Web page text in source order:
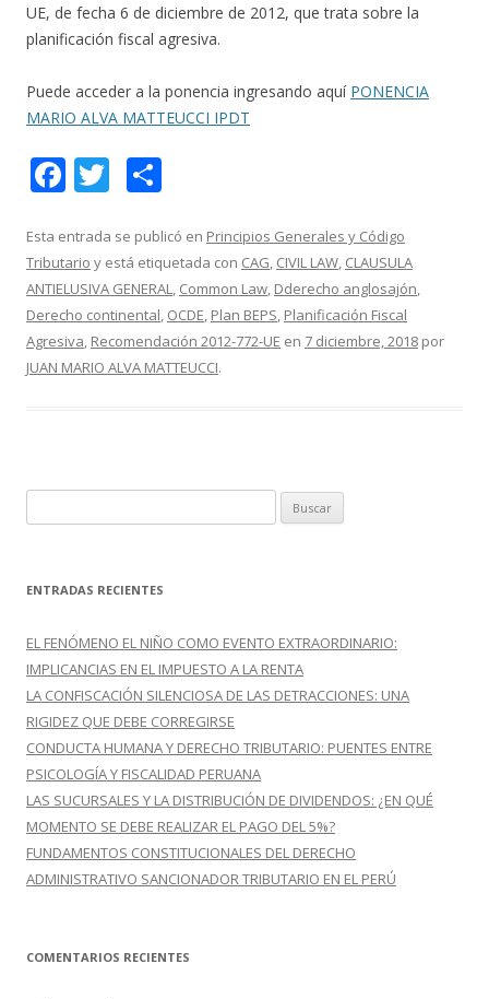
UE, de fecha 6 de diciembre de 2012, que trata sobre la
planificación fiscal agresiva.
Puede acceder a la ponencia ingresando aquí PONENCIA
MARIO ALVA MATTEUCCI IPDT
F
e
b
o
o
k
T
itt
er
m
p
ar
ti
r
Esta entrada se publicó en Principios Generales y Código
Tributario y está etiquetada con CAG, CIVIL LAW, CLAUSULA
ANTIELUSIVA GENERAL, Common Law, Dderecho anglosajón,
Derecho continental, OCDE, Plan BEPS, Planificación Fiscal
Agresiva, Recomendación 2012-772-UE en 7 diciembre, 2018 por
JUAN MARIO ALVA MATTEUCCI.
u
c
r
:
ENTRADAS RECIENTES
EL FENÓMENO EL NIÑO COMO EVENTO EXTRAORDINARIO:
IMPLICANCIAS EN EL IMPUESTO A LA RENTA
LA CONFISCACIÓN SILENCIOSA DE LAS DETRACCIONES: UNA
RIGIDEZ QUE DEBE CORREGIRSE
CONDUCTA HUMANA Y DERECHO TRIBUTARIO: PUENTES ENTRE
PSICOLOGÍA Y FISCALIDAD PERUANA
LAS SUCURSALES Y LA DISTRIBUCIÓN DE DIVIDENDOS: ¿EN QUÉ
MOMENTO SE DEBE REALIZAR EL PAGO DEL 5%?
FUNDAMENTOS CONSTITUCIONALES DEL DERECHO
ADMINISTRATIVO SANCIONADOR TRIBUTARIO EN EL PERÚ
COMENTARIOS RECIENTES